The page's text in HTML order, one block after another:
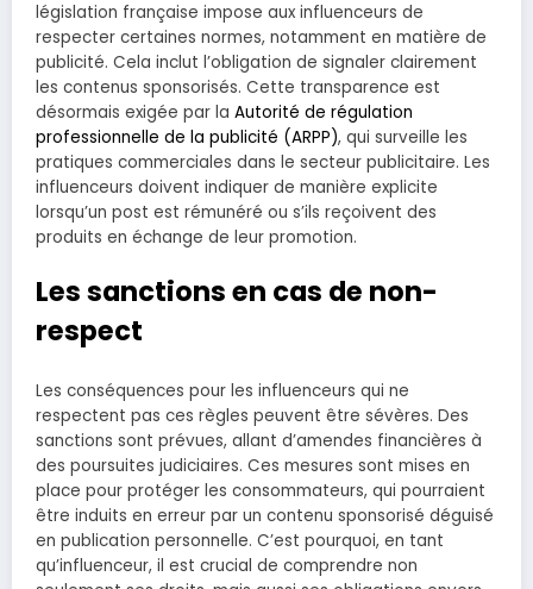
législation française impose aux influenceurs de
respecter certaines normes, notamment en matière de
publicité. Cela inclut l’obligation de signaler clairement
les contenus sponsorisés. Cette transparence est
désormais exigée par la Autorité de régulation
professionnelle de la publicité (ARPP), qui surveille les
pratiques commerciales dans le secteur publicitaire. Les
influenceurs doivent indiquer de manière explicite
lorsqu’un post est rémunéré ou s’ils reçoivent des
produits en échange de leur promotion.
Les sanctions en cas de non-
respect
Les conséquences pour les influenceurs qui ne
respectent pas ces règles peuvent être sévères. Des
sanctions sont prévues, allant d’amendes financières à
des poursuites judiciaires. Ces mesures sont mises en
place pour protéger les consommateurs, qui pourraient
être induits en erreur par un contenu sponsorisé déguisé
en publication personnelle. C’est pourquoi, en tant
qu’influenceur, il est crucial de comprendre non